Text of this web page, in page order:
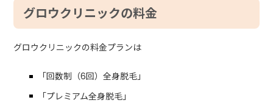
グロウクリニックの料金
グロウクリニックの料金プランは
「回数制（6回）全身脱毛」
「プレミアム全身脱毛」